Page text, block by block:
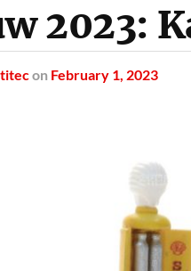
2023:
on February 1, 2023